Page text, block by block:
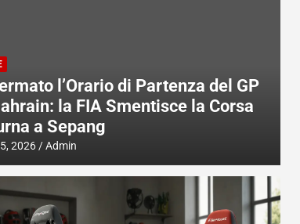
l’Orario di Partenza del GP
la FIA Smentisce la Corsa
a Sepang
2026 Admin